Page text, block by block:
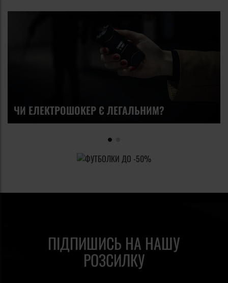
ЧИ ЕЛЕКТРОШОКЕР Є ЛЕГАЛЬНИМ?
ПІДПИШИСЬ НА НАШУ
РОЗСИЛКУ